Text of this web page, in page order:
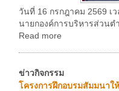
วันที่ 16 กรกฎาคม 2569 เ
นายกองค์การบริหารส่วนต
Read more
ข่าวกิจกรรม
โครงการฝึกอบรมสัมมนา